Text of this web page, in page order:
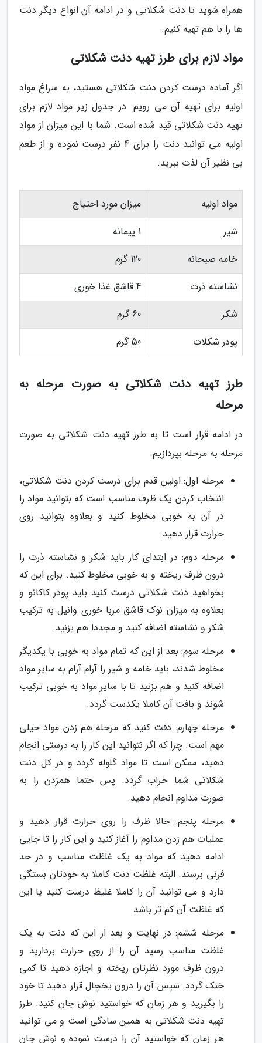
همراه شوید تا دنت شکلاتی و در ادامه آن انواع دیگر دنت
ها را با هم تهیه کنیم.
مواد لازم برای طرز تهیه دنت شکلاتی
اگر آماده درست کردن دنت شکلاتی هستید، به سراغ مواد
اولیه برای تهیه آن می رویم. در جدول زیر مواد لازم برای
تهیه دنت شکلاتی قید شده است. شما با این میزان از مواد
اولیه می توانید دنت را برای 4 نفر درست نموده و از طعم
بی نظیر آن لذت ببرید.
مواد اولیه
میزان مورد احتیاج
شیر
1 پیمانه
خامه صبحانه
120 گرم
نشاسته ذرت
4 قاشق غذا خوری
شکر
60 گرم
پودر شکلات
50 گرم
طرز تهیه دنت شکلاتی به صورت مرحله به
مرحله
در ادامه قرار است تا به طرز تهیه دنت شکلاتی به صورت
مرحله به مرحله بپردازیم.
مرحله اول: اولین قدم برای درست کردن دنت شکلاتی،
انتخاب کردن یک ظرف مناسب است که بتوانید مواد را
در آن به خوبی مخلوط کنید و بعلاوه بتوانید روی
حرارت قرار دهید.
مرحله دوم: در ابتدای کار باید شکر و نشاسته ذرت را
درون ظرف ریخته و به خوبی مخلوط کنید. برای این که
بخواهید دنت شکلاتی درست کنید باید پودر کاکائو و
بعلاوه به میزان نوک قاشق مربا خوری وانیل به ترکیب
شکر و نشاسته اضافه کنید و مجددا هم بزنید.
مرحله سوم: بعد از این که تمام مواد به خوبی با یکدیگر
مخلوط شدند، باید خامه و شیر را آرام آرام به سایر مواد
اضافه کنید و هم بزنید تا با سایر مواد به خوبی ترکیب
شوند و بافت آن کاملا یکدست گردد.
مرحله چهارم: دقت کنید که مرحله هم زدن مواد خیلی
مهم است. چرا که اگر نتوانید این کار را به درستی انجام
دهید، ممکن است تا مواد گلوله گردد و در کل دنت
شکلاتی شما خراب گردد. پس حتما همزدن را به
صورت مداوم انجام دهید.
مرحله پنجم: حالا ظرف را روی حرارت قرار دهید و
عملیات هم زدن مداوم را آغاز کنید و این کار را تا جایی
ادامه دهید که مواد به یک غلظت مناسب و در حد
فرنی برسند. البته غلظت دنت کاملا به خودتان بستگی
دارد و می توانید آن را کاملا غلیظ درست کنید یا این
که غلظت آن کم تر باشد.
مرحله ششم: در نهایت و بعد از این که دنت به یک
غلظت مناسب رسید آن را از روی حرارت بردارید و
درون ظرف مورد نظرتان ریخته و اجازه دهید تا کمی
خنک گردد. سپس آن را درون یخچال قرار دهید تا خود
را بگیرید و هر زمان که خواستید نوش جان کنید. طرز
تهیه دنت شکلاتی به همین سادگی است و می توانید
هر زمان که خواستید آن را درست نموده و نوش جان